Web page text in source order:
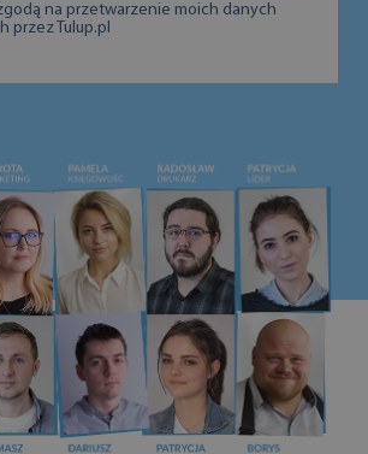
na przetwarzenie moich danych
przez Tulup.pl